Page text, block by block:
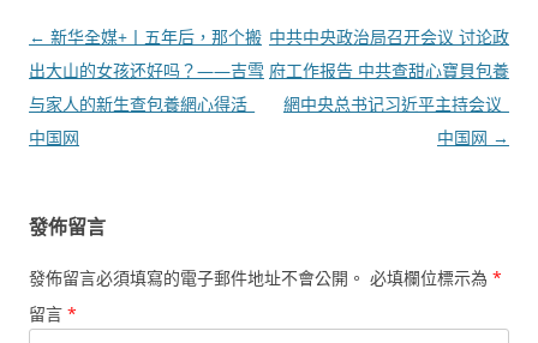
文
章
導
覽
← 新华全媒+丨五年后，那个搬
出大山的女孩还好吗？——吉雪
与家人的新生查包養網心得活_
中国网
中共中央政治局召开会议 讨论政
府工作报告 中共查甜心寶貝包養
網中央总书记习近平主持会议_
中国网 →
發佈留言
發佈留言必須填寫的電子郵件地址不會公開。 必填欄位標示為 *
留言 *